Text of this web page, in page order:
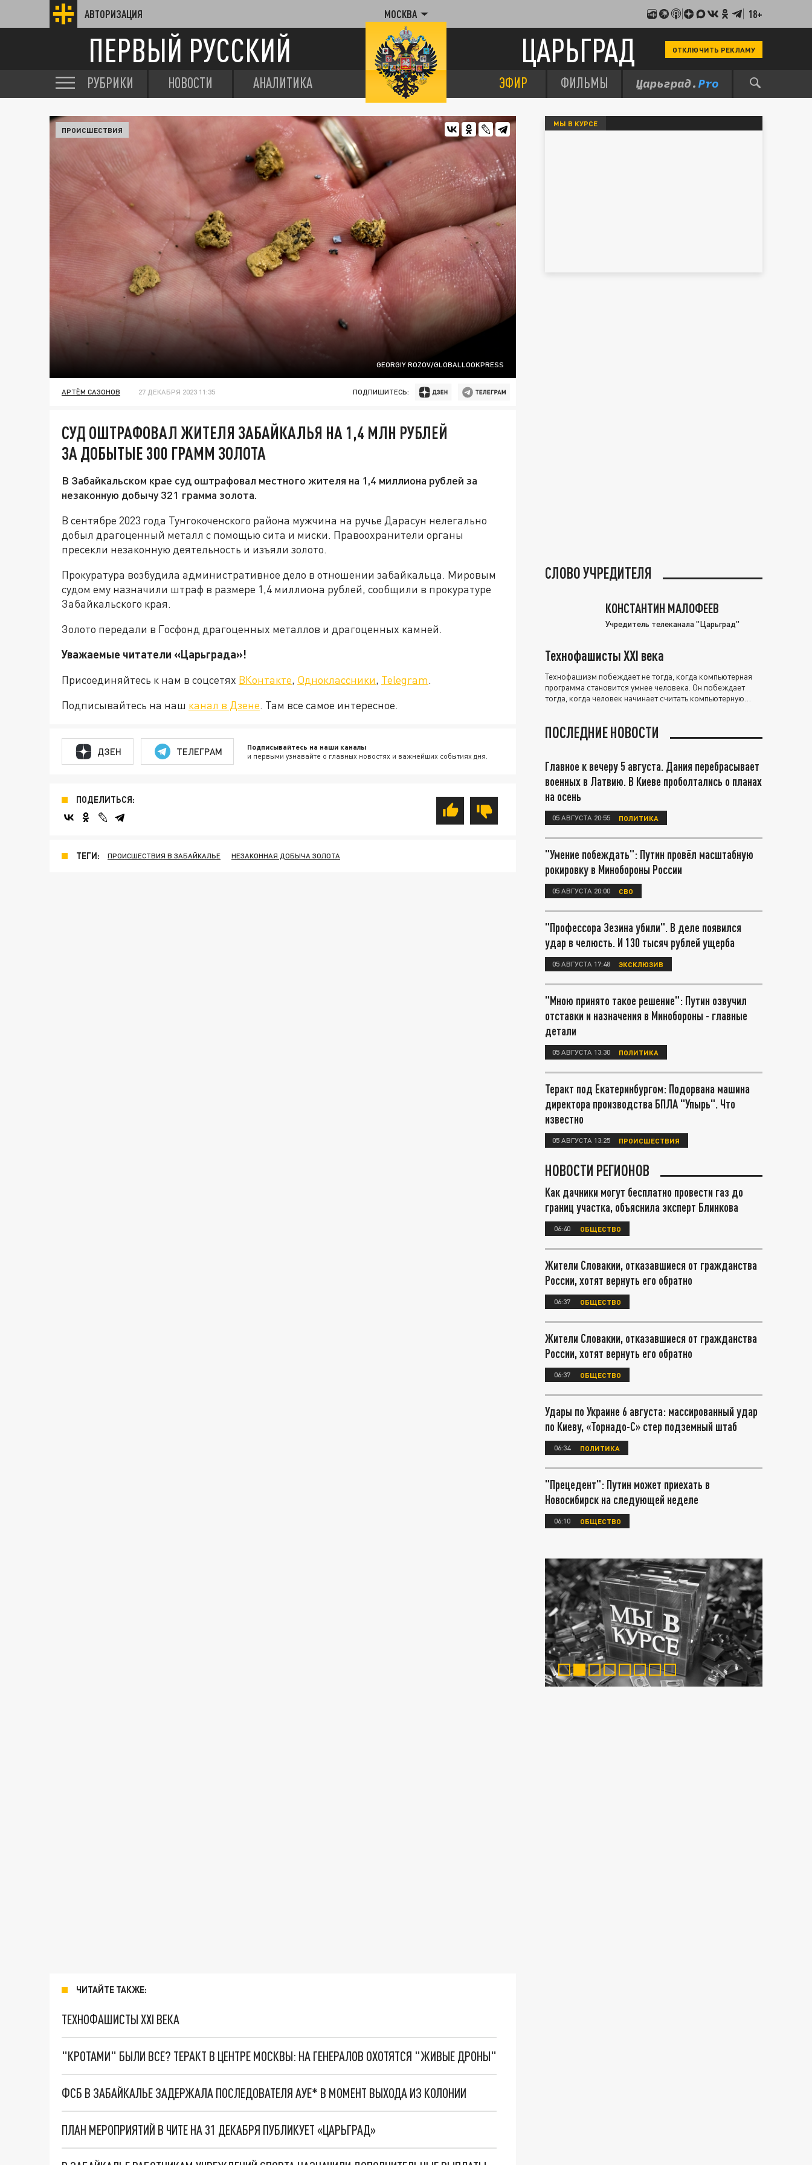
АВТОРИЗАЦИЯ МОСКВА 18+
ПЕРВЫЙ РУССКИЙ ЦАРЬГРАД ОТКЛЮЧИТЬ РЕКЛАМУ
РУБРИКИ НОВОСТИ АНАЛИТИКА ЭФИР ФИЛЬМЫ
GEORGIY ROZOV/GLOBALLOOKPRESS
ПРОИСШЕСТВИЯ
АРТЁМ САЗОНОВ 27 ДЕКАБРЯ 2023 11:35 ПОДПИШИТЕСЬ:
СУД ОШТРАФОВАЛ ЖИТЕЛЯ ЗАБАЙКАЛЬЯ НА 1,4 МЛН РУБЛЕЙ
ЗА ДОБЫТЫЕ 300 ГРАММ ЗОЛОТА
В Забайкальском крае суд оштрафовал местного жителя на 1,4 миллиона рублей за
незаконную добычу 321 грамма золота.
В сентябре 2023 года Тунгокоченского района мужчина на ручье Дарасун нелегально
добыл драгоценный металл с помощью сита и миски. Правоохранители органы
пресекли незаконную деятельность и изъяли золото.
Прокуратура возбудила административное дело в отношении забайкальца. Мировым
судом ему назначили штраф в размере 1,4 миллиона рублей, сообщили в прокуратуре
Забайкальского края.
Золото передали в Госфонд драгоценных металлов и драгоценных камней.
Уважаемые читатели «Царьграда»!
Присоединяйтесь к нам в соцсетях ВКонтакте, Одноклассники, Telegram.
Подписывайтесь на наш канал в Дзене. Там все самое интересное.
ДЗЕН ТЕЛЕГРАМ Подписывайтесь на наши каналы
и первыми узнавайте о главных новостях и важнейших событиях дня.
ПОДЕЛИТЬСЯ:
ТЕГИ: ПРОИСШЕСТВИЯ В ЗАБАЙКАЛЬЕ НЕЗАКОННАЯ ДОБЫЧА ЗОЛОТА
ЧИТАЙТЕ ТАКЖЕ:
ТЕХНОФАШИСТЫ XXI ВЕКА
"КРОТАМИ" БЫЛИ ВСЕ? ТЕРАКТ В ЦЕНТРЕ МОСКВЫ: НА ГЕНЕРАЛОВ ОХОТЯТСЯ "ЖИВЫЕ ДРОНЫ"
ФСБ В ЗАБАЙКАЛЬЕ ЗАДЕРЖАЛА ПОСЛЕДОВАТЕЛЯ АУЕ* В МОМЕНТ ВЫХОДА ИЗ КОЛОНИИ
ПЛАН МЕРОПРИЯТИЙ В ЧИТЕ НА 31 ДЕКАБРЯ ПУБЛИКУЕТ «ЦАРЬГРАД»
МЫ В КУРСЕ
СЛОВО УЧРЕДИТЕЛЯ
КОНСТАНТИН МАЛОФЕЕВ
Учредитель телеканала "Царьград"
Технофашисты XXI века
Технофашизм побеждает не тогда, когда компьютерная
программа становится умнее человека. Он побеждает
тогда, когда человек начинает считать компьютерную
ПОСЛЕДНИЕ НОВОСТИ
Главное к вечеру 5 августа. Дания перебрасывает
военных в Латвию. В Киеве проболтались о планах
на осень
05 АВГУСТА 20:55 ПОЛИТИКА
"Умение побеждать": Путин провёл масштабную
рокировку в Минобороны России
05 АВГУСТА 20:00 СВО
"Профессора Зезина убили". В деле появился
удар в челюсть. И 130 тысяч рублей ущерба
05 АВГУСТА 17:48 ЭКСКЛЮЗИВ
"Мною принято такое решение": Путин озвучил
отставки и назначения в Минобороны - главные
детали
05 АВГУСТА 13:30 ПОЛИТИКА
Теракт под Екатеринбургом: Подорвана машина
директора производства БПЛА "Упырь". Что
известно
05 АВГУСТА 13:25 ПРОИСШЕСТВИЯ
НОВОСТИ РЕГИОНОВ
Как дачники могут бесплатно провести газ до
границ участка, объяснила эксперт Блинкова
06:40 ОБЩЕСТВО
Жители Словакии, отказавшиеся от гражданства
России, хотят вернуть его обратно
06:37 ОБЩЕСТВО
Жители Словакии, отказавшиеся от гражданства
России, хотят вернуть его обратно
06:37 ОБЩЕСТВО
Удары по Украине 6 августа: массированный удар
по Киеву, «Торнадо-С» стер подземный штаб
06:34 ПОЛИТИКА
"Прецедент": Путин может приехать в
Новосибирск на следующей неделе
06:10 ОБЩЕСТВО